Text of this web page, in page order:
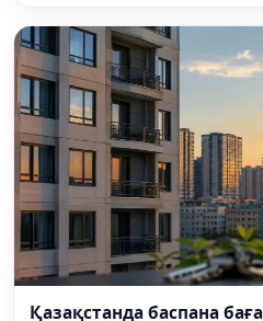
Қазақстанда баспана